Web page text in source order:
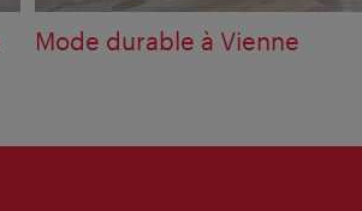
Mode durable à Vienne